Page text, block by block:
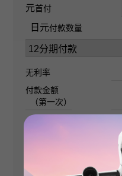
材质
K24黄金 K18黄金
石种
金钻 关于0.300ct
元首付
日元付款数量
无利率
付款金额
（第一次）